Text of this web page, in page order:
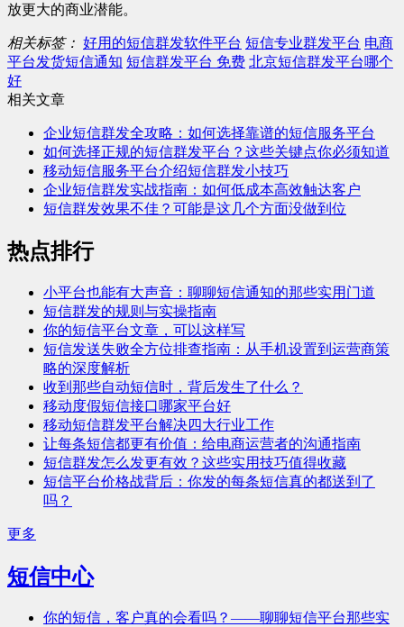
放更大的商业潜能。
相关标签： 好用的短信群发软件平台 短信专业群发平台 电商
平台发货短信通知 短信群发平台 免费 北京短信群发平台哪个
好
相关文章
企业短信群发全攻略：如何选择靠谱的短信服务平台
如何选择正规的短信群发平台？这些关键点你必须知道
移动短信服务平台介绍短信群发小技巧
企业短信群发实战指南：如何低成本高效触达客户
短信群发效果不佳？可能是这几个方面没做到位
热点排行
小平台也能有大声音：聊聊短信通知的那些实用门道
短信群发的规则与实操指南
你的短信平台文章，可以这样写
短信发送失败全方位排查指南：从手机设置到运营商策
略的深度解析
收到那些自动短信时，背后发生了什么？
移动度假短信接口哪家平台好
移动短信群发平台解决四大行业工作
让每条短信都更有价值：给电商运营者的沟通指南
短信群发怎么发更有效？这些实用技巧值得收藏
短信平台价格战背后：你发的每条短信真的都送到了
吗？
更多
短信中心
你的短信，客户真的会看吗？——聊聊短信平台那些实